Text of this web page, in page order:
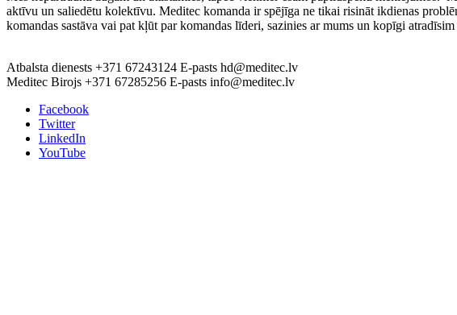
aktīvu un saliedētu kolektīvu. Meditec komanda ir spējīga ne tikai risināt ikdienas
komandas sastāva vai pat kļūt par komandas līderi, sazinies ar mums un kopīgi
Atbalsta dienests +371 67243124 E-pasts hd@meditec.lv
Meditec Birojs +371 67285256 E-pasts info@meditec.lv
Facebook
Twitter
LinkedIn
YouTube